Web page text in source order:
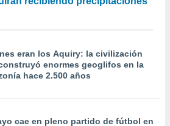
eran los Aquiry: la civilización
enormes geoglifos en la
hace 2.500 años
cae en pleno partido de fútbol en